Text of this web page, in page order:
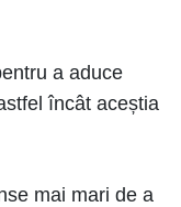
a aduce
încât aceștia
mai mari de a